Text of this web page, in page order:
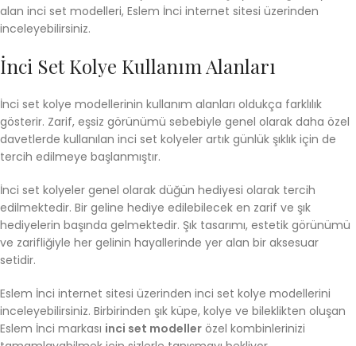
alan inci set modelleri, Eslem İnci internet sitesi üzerinden
inceleyebilirsiniz.
İnci Set Kolye Kullanım Alanları
İnci set kolye modellerinin kullanım alanları oldukça farklılık
gösterir. Zarif, eşsiz görünümü sebebiyle genel olarak daha özel
davetlerde kullanılan inci set kolyeler artık günlük şıklık için de
tercih edilmeye başlanmıştır.
İnci set kolyeler genel olarak düğün hediyesi olarak tercih
edilmektedir. Bir geline hediye edilebilecek en zarif ve şık
hediyelerin başında gelmektedir. Şık tasarımı, estetik görünümü
ve zarifliğiyle her gelinin hayallerinde yer alan bir aksesuar
setidir.
Eslem İnci internet sitesi üzerinden inci set kolye modellerini
inceleyebilirsiniz. Birbirinden şık küpe, kolye ve bileklikten oluşan
Eslem İnci markası inci set modeller özel kombinlerinizi